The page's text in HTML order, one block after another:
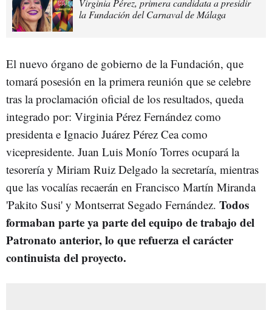
Virginia Pérez, primera candidata a presidir
la Fundación del Carnaval de Málaga
El nuevo órgano de gobierno de la Fundación, que
tomará posesión en la primera reunión que se celebre
tras la proclamación oficial de los resultados, queda
integrado por: Virginia Pérez Fernández como
presidenta e Ignacio Juárez Pérez Cea como
vicepresidente. Juan Luis Monío Torres ocupará la
tesorería y Miriam Ruiz Delgado la secretaría, mientras
que las vocalías recaerán en Francisco Martín Miranda
'Pakito Susi' y Montserrat Segado Fernández. Todos
formaban parte ya parte del equipo de trabajo del
Patronato anterior, lo que refuerza el carácter
continuista del proyecto.